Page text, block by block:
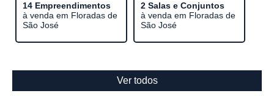
14 Empreendimentos
à venda em Floradas de
São José
2 Salas e Conjuntos
à venda em Floradas de
São José
Ver todos